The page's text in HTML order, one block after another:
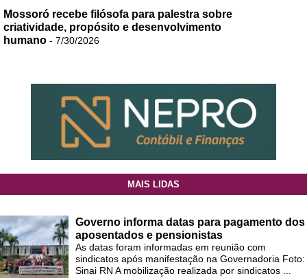
Mossoró recebe filósofa para palestra sobre
criatividade, propósito e desenvolvimento
humano - 7/30/2026
MAIS LIDAS
Governo informa datas para pagamento dos
aposentados e pensionistas
As datas foram informadas em reunião com
sindicatos após manifestação na Governadoria Foto:
Sinai RN A mobilização realizada por sindicatos ...